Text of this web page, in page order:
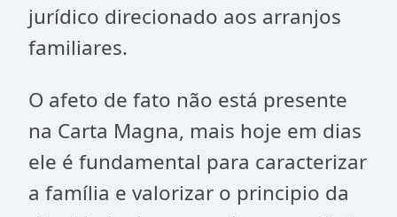
jurídico direcionado aos arranjos
familiares.
O afeto de fato não está presente
na Carta Magna, mais hoje em dias
ele é fundamental para caracterizar
a família e valorizar o principio da